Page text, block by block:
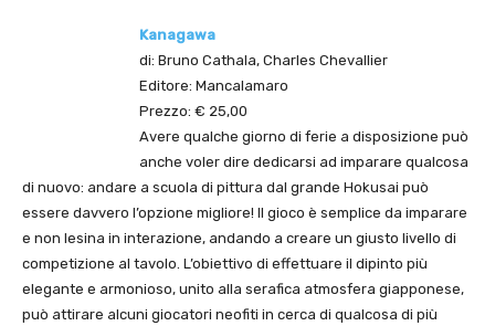
Kanagawa
di: Bruno Cathala, Charles Chevallier
Editore: Mancalamaro
Prezzo: € 25,00
Avere qualche giorno di ferie a disposizione può
anche voler dire dedicarsi ad imparare qualcosa
di nuovo: andare a scuola di pittura dal grande Hokusai può
essere davvero l’opzione migliore! Il gioco è semplice da imparare
e non lesina in interazione, andando a creare un giusto livello di
competizione al tavolo. L’obiettivo di effettuare il dipinto più
elegante e armonioso, unito alla serafica atmosfera giapponese,
può attirare alcuni giocatori neofiti in cerca di qualcosa di più